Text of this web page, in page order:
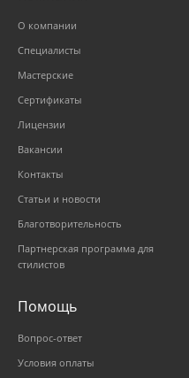
О компании
Специалисты
Мастерские
Сертификаты
Лицензии
Вакансии
Контакты
Статьи и новости
Благотворительность
Партнерская программа для
стилистов
Помощь
Вопрос-ответ
Условия оплаты